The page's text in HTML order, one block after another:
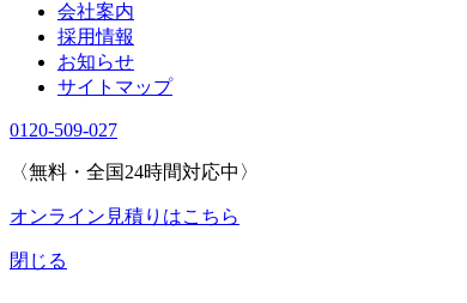
会社案内
採用情報
お知らせ
サイトマップ
0120-509-027
〈無料・全国24時間対応中〉
オンライン見積りはこちら
閉じる